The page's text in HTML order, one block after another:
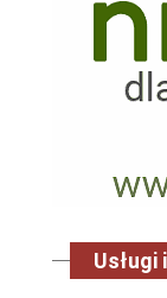
Usługi